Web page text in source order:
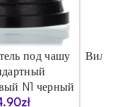
под чашу
N1 черный
zł